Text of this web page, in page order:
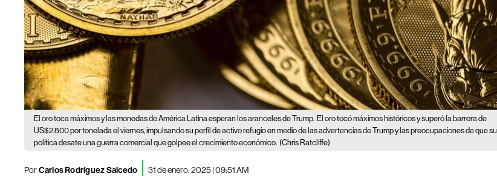
El oro toca máximos y las monedas de América Latina esperan los aranceles de Trump. El oro tocó máximos históricos y superó la barrera de
US$2.800 por tonelada el viernes, impulsando su perfil de activo refugio en medio de las advertencias de Trump y las preocupaciones de que su
política desate una guerra comercial que golpee el crecimiento económico. (Chris Ratcliffe)
PorCarlos Rodríguez Salcedo 31 de enero, 2025 | 09:51 AM